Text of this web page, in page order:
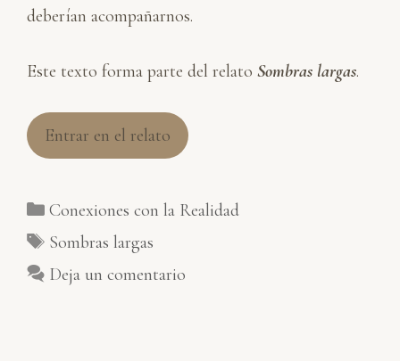
deberían acompañarnos.
Este texto forma parte del relato Sombras largas.
Entrar en el relato
Categorías
Conexiones con la Realidad
Etiquetas
Sombras largas
Deja un comentario